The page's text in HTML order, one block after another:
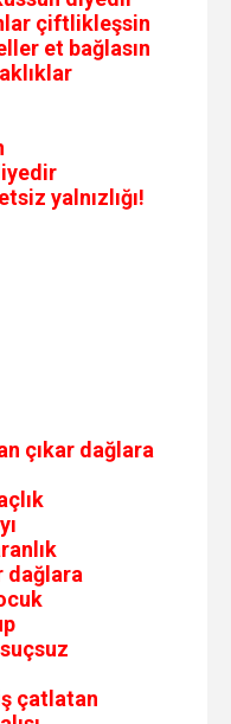
çiftlikleşsin
et bağlasın
yalnızlığı!
çıkar dağlara
dağlara
çatlatan